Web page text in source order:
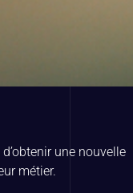
une nouvelle
métier.